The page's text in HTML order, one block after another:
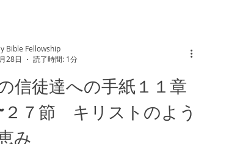
信徒達への手紙１１章
２７節 キリストのよう
み
Bible Fellowship
28日
読了時間: 1分